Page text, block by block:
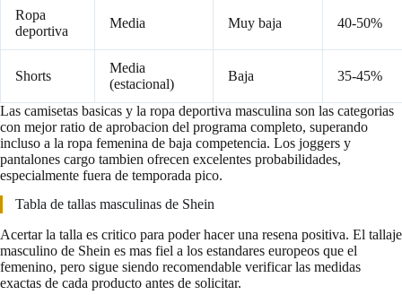
Ropa
deportiva
Media Muy baja 40-50%
Shorts
Media
(estacional)
Baja 35-45%
Las camisetas basicas y la ropa deportiva masculina son las categorias
con mejor ratio de aprobacion del programa completo, superando
incluso a la ropa femenina de baja competencia. Los joggers y
pantalones cargo tambien ofrecen excelentes probabilidades,
especialmente fuera de temporada pico.
Tabla de tallas masculinas de Shein
Acertar la talla es critico para poder hacer una resena positiva. El tallaje
masculino de Shein es mas fiel a los estandares europeos que el
femenino, pero sigue siendo recomendable verificar las medidas
exactas de cada producto antes de solicitar.